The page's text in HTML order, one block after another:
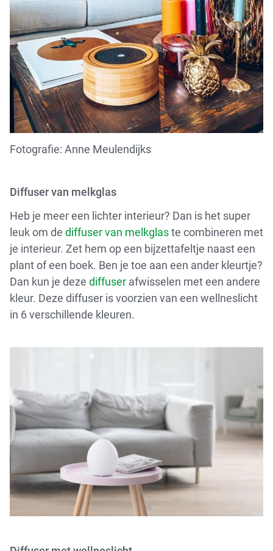
Fotografie: Anne Meulendijks
Diffuser van melkglas
Heb je meer een lichter interieur? Dan is het super
leuk om de diffuser van melkglaste combineren met
je interieur. Zet hem op een bijzettafeltje naast een
plant of een boek. Ben je toe aan een ander kleurtje?
Dan kun je deze diffuser afwisselen met een andere
kleur. Deze diffuser is voorzien van een wellneslicht
in 6 verschillende kleuren.